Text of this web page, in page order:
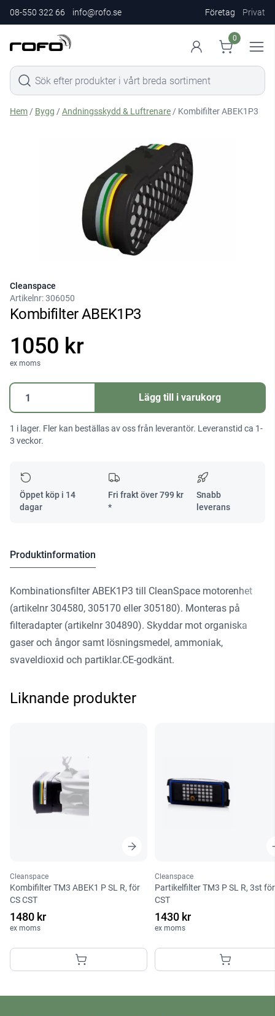
08-550 322 66 info@rofo.se Företag Privat
0
Hem / Bygg /Andningsskydd & Luftrenare / Kombifilter ABEK1P3
Cleanspace
Artikelnr:306050
Kombifilter ABEK1P3
1050 kr
ex moms
Kombifilter
ABEK1P3
Lägg till i varukorg
1 i lager. Fler kan beställas av oss från leverantör. Leveranstid ca 1-
3 veckor.
Öppet köp i 14
dagar
Fri frakt över799 kr
*
Snabb
leverans
Produktinformation
Kombinationsfilter ABEK1P3 till CleanSpace motorenhet
(artikelnr 304580, 305170 eller 305180). Monteras på
filteradapter (artikelnr 304890). Skyddar mot organiska
gaser och ångor samt lösningsmedel, ammoniak,
svaveldioxid och partiklar.CE-godkänt.
Liknande produkter
Cleanspace
Kombifilter TM3 ABEK1 P SL R, för
CS CST
1480 kr
ex moms
Cleanspace
Partikelfilter TM3 P SL R, 3st för
CST
1430 kr
ex moms